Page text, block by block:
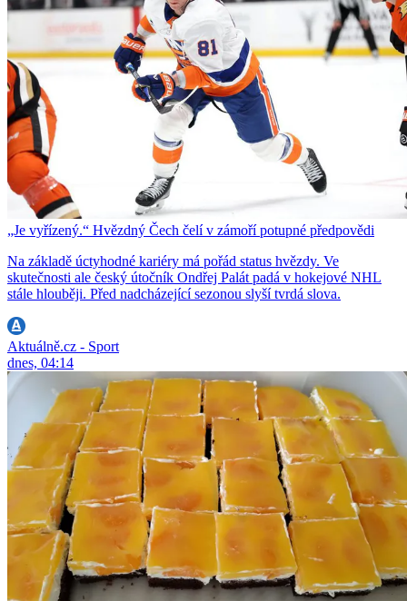
„Je vyřízený.“ Hvězdný Čech čelí v zámoří potupné předpovědi
Na základě úctyhodné kariéry má pořád status hvězdy. Ve
skutečnosti ale český útočník Ondřej Palát padá v hokejové NHL
stále hlouběji. Před nadcházející sezonou slyší tvrdá slova.
Aktuálně.cz - Sport
dnes, 04:14